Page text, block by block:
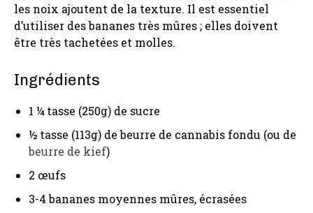
les noix ajoutent de la texture. Il est essentiel
d’utiliser des bananes très mûres ; elles doivent
être très tachetées et molles.
Ingrédients
1 ¼ tasse (250g) de sucre
½ tasse (113g) de beurre de cannabis fondu (ou de
beurre de kief)
2 œufs
3-4 bananes moyennes mûres, écrasées